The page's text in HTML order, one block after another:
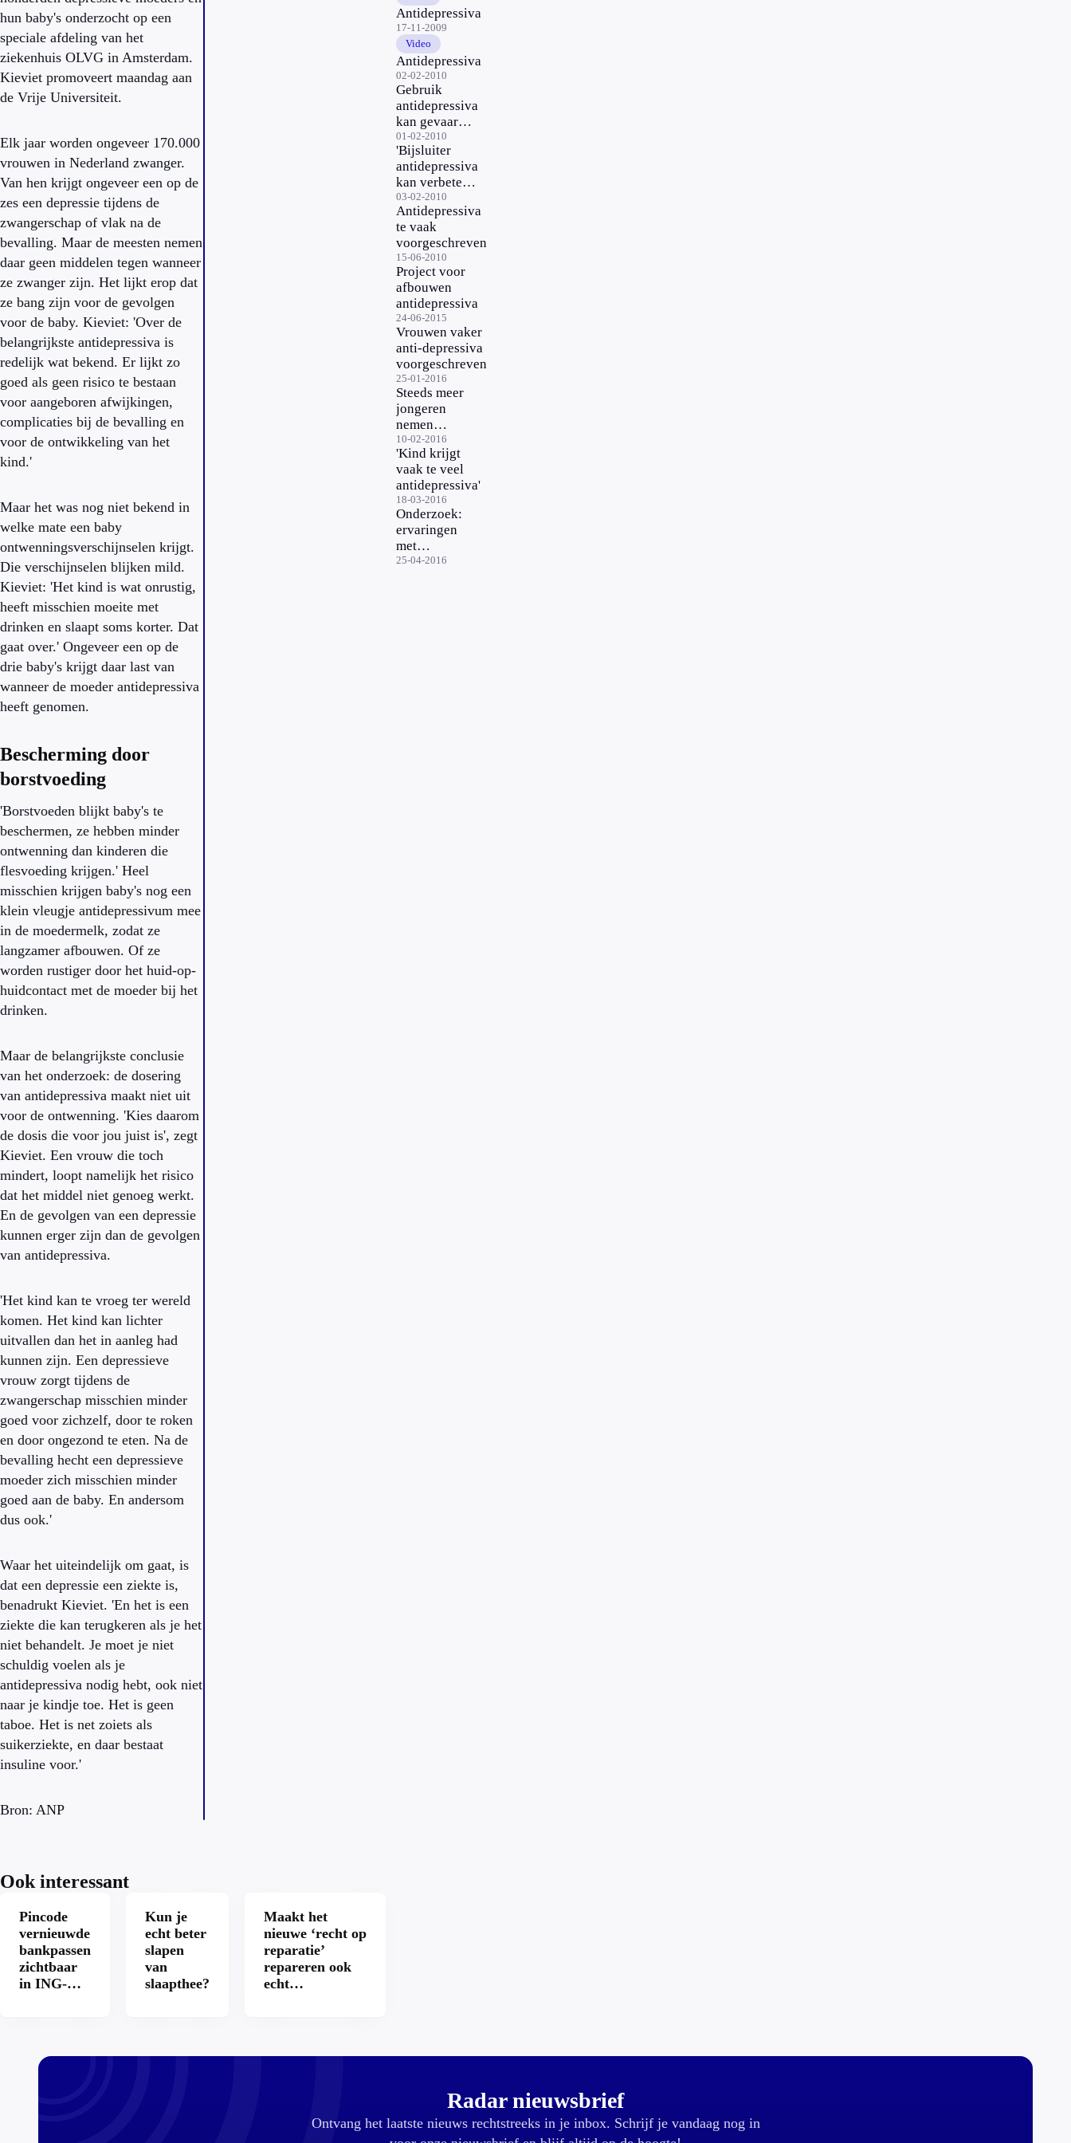
hun baby's onderzocht op een
speciale afdeling van het
ziekenhuis OLVG in Amsterdam.
Kieviet promoveert maandag aan
de Vrije Universiteit.
Elk jaar worden ongeveer 170.000
vrouwen in Nederland zwanger.
Van hen krijgt ongeveer een op de
zes een depressie tijdens de
zwangerschap of vlak na de
bevalling. Maar de meesten nemen
daar geen middelen tegen wanneer
ze zwanger zijn. Het lijkt erop dat
ze bang zijn voor de gevolgen
voor de baby. Kieviet: 'Over de
belangrijkste antidepressiva is
redelijk wat bekend. Er lijkt zo
goed als geen risico te bestaan
voor aangeboren afwijkingen,
complicaties bij de bevalling en
voor de ontwikkeling van het
kind.'
Maar het was nog niet bekend in
welke mate een baby
ontwenningsverschijnselen krijgt.
Die verschijnselen blijken mild.
Kieviet: 'Het kind is wat onrustig,
heeft misschien moeite met
drinken en slaapt soms korter. Dat
gaat over.' Ongeveer een op de
drie baby's krijgt daar last van
wanneer de moeder antidepressiva
heeft genomen.
Bescherming door
borstvoeding
'Borstvoeden blijkt baby's te
beschermen, ze hebben minder
ontwenning dan kinderen die
flesvoeding krijgen.' Heel
misschien krijgen baby's nog een
klein vleugje antidepressivum mee
in de moedermelk, zodat ze
langzamer afbouwen. Of ze
worden rustiger door het huid-op-
huidcontact met de moeder bij het
drinken.
Maar de belangrijkste conclusie
van het onderzoek: de dosering
van antidepressiva maakt niet uit
voor de ontwenning. 'Kies daarom
de dosis die voor jou juist is', zegt
Kieviet. Een vrouw die toch
mindert, loopt namelijk het risico
dat het middel niet genoeg werkt.
En de gevolgen van een depressie
kunnen erger zijn dan de gevolgen
van antidepressiva.
'Het kind kan te vroeg ter wereld
komen. Het kind kan lichter
uitvallen dan het in aanleg had
kunnen zijn. Een depressieve
vrouw zorgt tijdens de
zwangerschap misschien minder
goed voor zichzelf, door te roken
en door ongezond te eten. Na de
bevalling hecht een depressieve
moeder zich misschien minder
goed aan de baby. En andersom
dus ook.'
Waar het uiteindelijk om gaat, is
dat een depressie een ziekte is,
benadrukt Kieviet. 'En het is een
ziekte die kan terugkeren als je het
niet behandelt. Je moet je niet
schuldig voelen als je
antidepressiva nodig hebt, ook niet
naar je kindje toe. Het is geen
taboe. Het is net zoiets als
suikerziekte, en daar bestaat
insuline voor.'
Bron: ANP
Antidepressiva
17-11-2009
Video
Antidepressiva
02-02-2010
Gebruik
antidepressiva
kan gevaar
opleveren
01-02-2010
'Bijsluiter
antidepressiva
kan verbeterd
worden'
03-02-2010
Antidepressiva
te vaak
voorgeschreven
15-06-2010
Project voor
afbouwen
antidepressiva
24-06-2015
Vrouwen vaker
anti-depressiva
voorgeschreven
25-01-2016
Steeds meer
jongeren
nemen
antidepressiva
10-02-2016
'Kind krijgt
vaak te veel
antidepressiva'
18-03-2016
Onderzoek:
ervaringen
met
antidepressiva
25-04-2016
Ook interessant
Pincode
vernieuwde
bankpassen
zichtbaar
in ING-
Kun je
echt beter
slapen
van
slaapthee?
Maakt het
nieuwe ‘recht op
reparatie’
repareren ook
echt
Radar nieuwsbrief
Ontvang het laatste nieuws rechtstreeks in je inbox. Schrijf je vandaag nog in